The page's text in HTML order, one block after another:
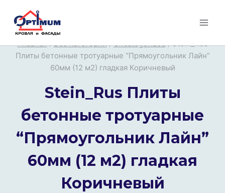
Перейти
Главная / Все категории / Uncategorized / Stein_Rus
Плиты бетонные тротуарные “Прямоугольник Лайн”
60мм (12 м2) гладкая Коричневый
Stein_Rus Плиты
бетонные тротуарные
“Прямоугольник Лайн”
60мм (12 м2) гладкая
Коричневый